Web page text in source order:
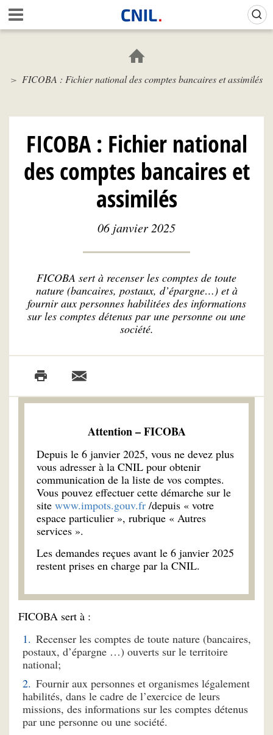
Aller
au
contenu
c
i
C
I
FICOBA : Fichier national des comptes bancaires et assimilés
FICOBA : Fichier national
des comptes bancaires et
assimilés
06 janvier 2025
FICOBA sert à recenser les comptes de toute
nature (bancaires, postaux, d’épargne…) et à
fournir aux personnes habilitées des informations
sur les comptes détenus par une personne ou une
société.
Attention – FICOBA
Depuis le 6 janvier 2025, vous ne devez plus
vous adresser à la CNIL pour obtenir
communication de la liste de vos comptes.
Vous pouvez effectuer cette démarche sur le
site www.impots.gouv.fr /depuis « votre
espace particulier », rubrique « Autres
services ».
Les demandes reçues avant le 6 janvier 2025
restent prises en charge par la CNIL.
FICOBA sert à :
Recenser les comptes de toute nature (bancaires,
postaux, d’épargne …) ouverts sur le territoire
national;
Fournir aux personnes et organismes légalement
habilités, dans le cadre de l’exercice de leurs
missions, des informations sur les comptes détenus
par une personne ou une société.
Gestion de vos préférences sur les cookies (témoins de connexion)